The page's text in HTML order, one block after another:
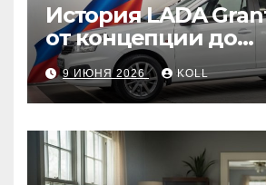
История LADA
от концепции до
популярного
автомобиля
9 ИЮНЯ 2026 KOLL